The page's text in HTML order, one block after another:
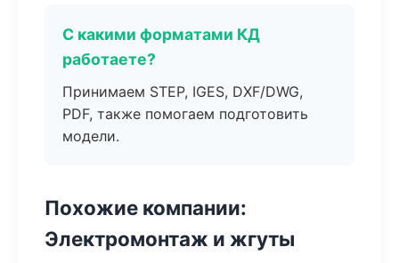
С какими форматами КД
работаете?
Принимаем STEP, IGES, DXF/DWG,
PDF, также помогаем подготовить
модели.
Похожие компании:
Электромонтаж и жгуты